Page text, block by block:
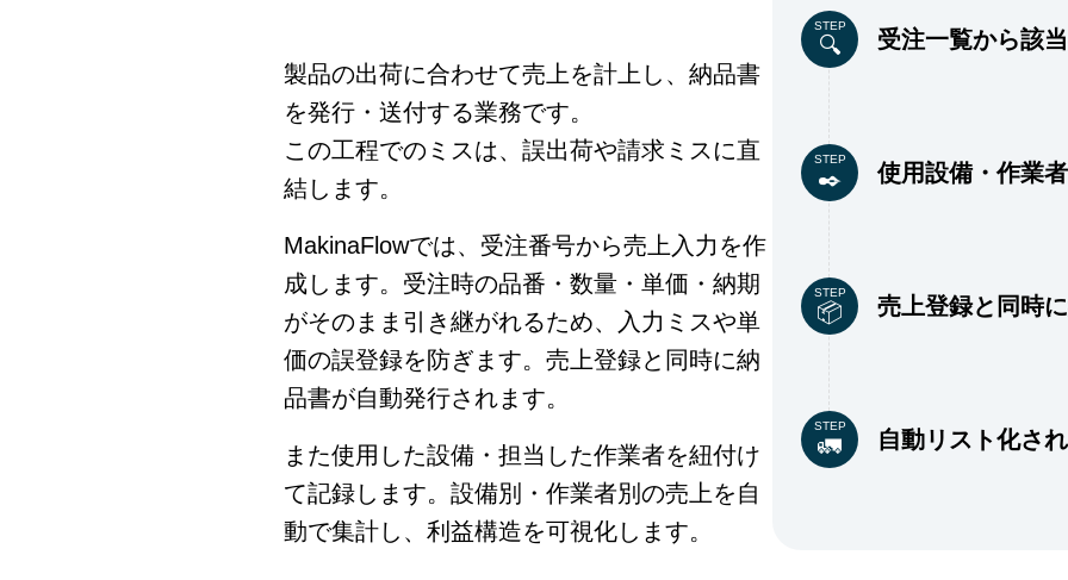
製品の出荷に合わせて売上を計上し、納品書
を発行・送付する業務です。
この工程でのミスは、誤出荷や請求ミスに直
結します。
MakinaFlowでは、受注番号から売上入力を作
成します。受注時の品番・数量・単価・納期
がそのまま引き継がれるため、入力ミスや単
価の誤登録を防ぎます。売上登録と同時に納
品書が自動発行されます。
また使用した設備・担当した作業者を紐付け
て記録します。設備別・作業者別の売上を自
動で集計し、利益構造を可視化します。
STEP 受注一覧から該
STEP 使用設備・作業
STEP 売上登録と同時
STEP 自動リスト化さ